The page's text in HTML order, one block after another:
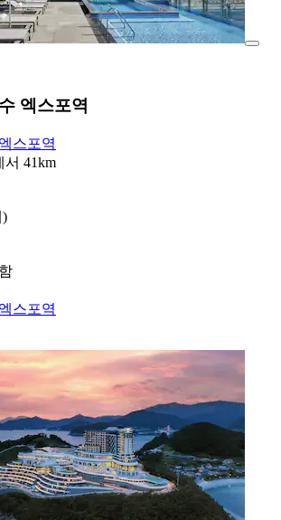
엑스포역
스포역
서 41km
)
스포역